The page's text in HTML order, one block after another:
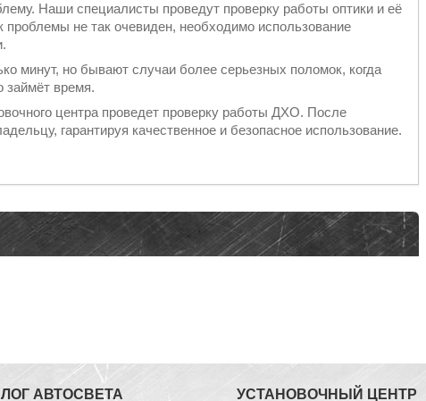
Наши специалисты проведут проверку работы оптики и её
проблемы не так очевиден, необходимо использование
минут, но бывают случаи более серьезных поломок, когда
займёт время.
центра проведет проверку работы ДХО. После
гарантируя качественное и безопасное использование.
АВТОСВЕТА УСТАНОВОЧНЫЙ ЦЕНТР